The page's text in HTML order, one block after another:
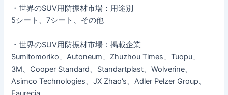
・世界のSUV用防振材市場：用途別
5シート、7シート、その他
・世界のSUV用防振材市場：掲載企業
Sumitomoriko、Autoneum、Zhuzhou Times、Tuopu、
3M、Cooper Standard、Standartplast、Wolverine、
Asimco Technologies、JX Zhao’s、Adler Pelzer Group、